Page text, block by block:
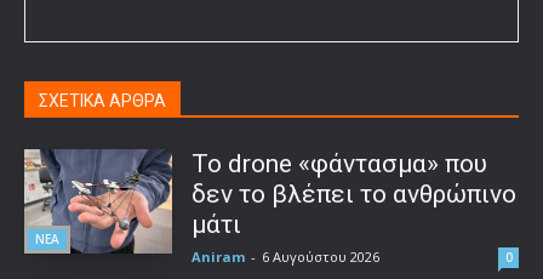
ΣΧΕΤΙΚΑ ΑΡΘΡΑ
ΝΕΑ
Το drone «φάντασμα» που
δεν το βλέπει το ανθρώπινο
μάτι
Aniram - 6 Αυγούστου 2026 0